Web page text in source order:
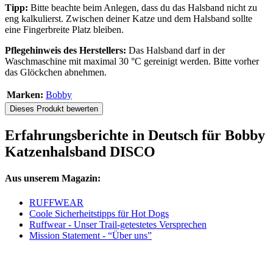
Tipp: Bitte beachte beim Anlegen, dass du das Halsband nicht zu
eng kalkulierst. Zwischen deiner Katze und dem Halsband sollte
eine Fingerbreite Platz bleiben.
Pflegehinweis des Herstellers: Das Halsband darf in der
Waschmaschine mit maximal 30 °C gereinigt werden. Bitte vorher
das Glöckchen abnehmen.
Marken: Bobby
Dieses Produkt bewerten
Erfahrungsberichte in Deutsch für Bobby
Katzenhalsband DISCO
Aus unserem Magazin:
RUFFWEAR
Coole Sicherheitstipps für Hot Dogs
Ruffwear - Unser Trail-getestetes Versprechen
Mission Statement - “Über uns”